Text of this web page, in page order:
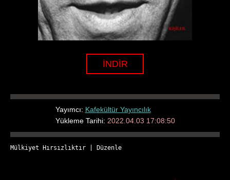
İNDİR
Yayımcı: Kafekültür Yayıncılık
Yükleme Tarihi: 2022.04.03 17:08:50
Mülkiyet Hırsızlıktır Düzenle